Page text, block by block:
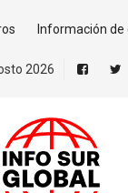
Información
2026